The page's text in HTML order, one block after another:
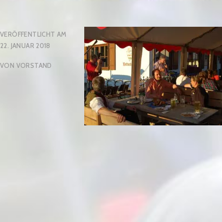
VERÖFFENTLICHT AM
22. JANUAR 2018
VON VORSTAND